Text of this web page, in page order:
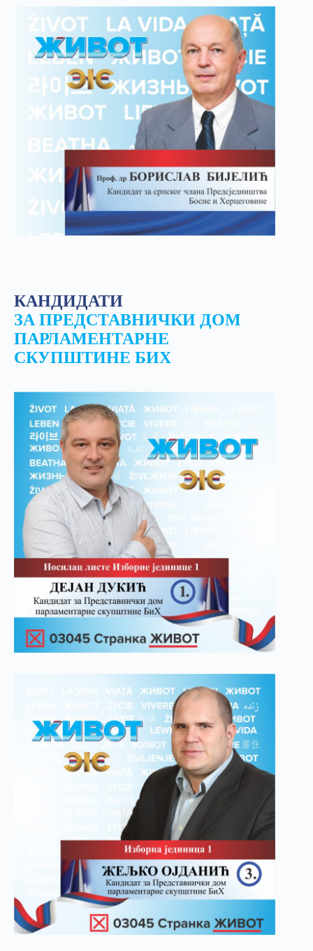
КАНДИДАТИ
ЗА ПРЕДСТАВНИЧКИ ДОМ
ПАРЛАМЕНТАРНЕ
СКУПШТИНЕ БИХ